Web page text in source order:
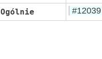
Ogólnie #12039